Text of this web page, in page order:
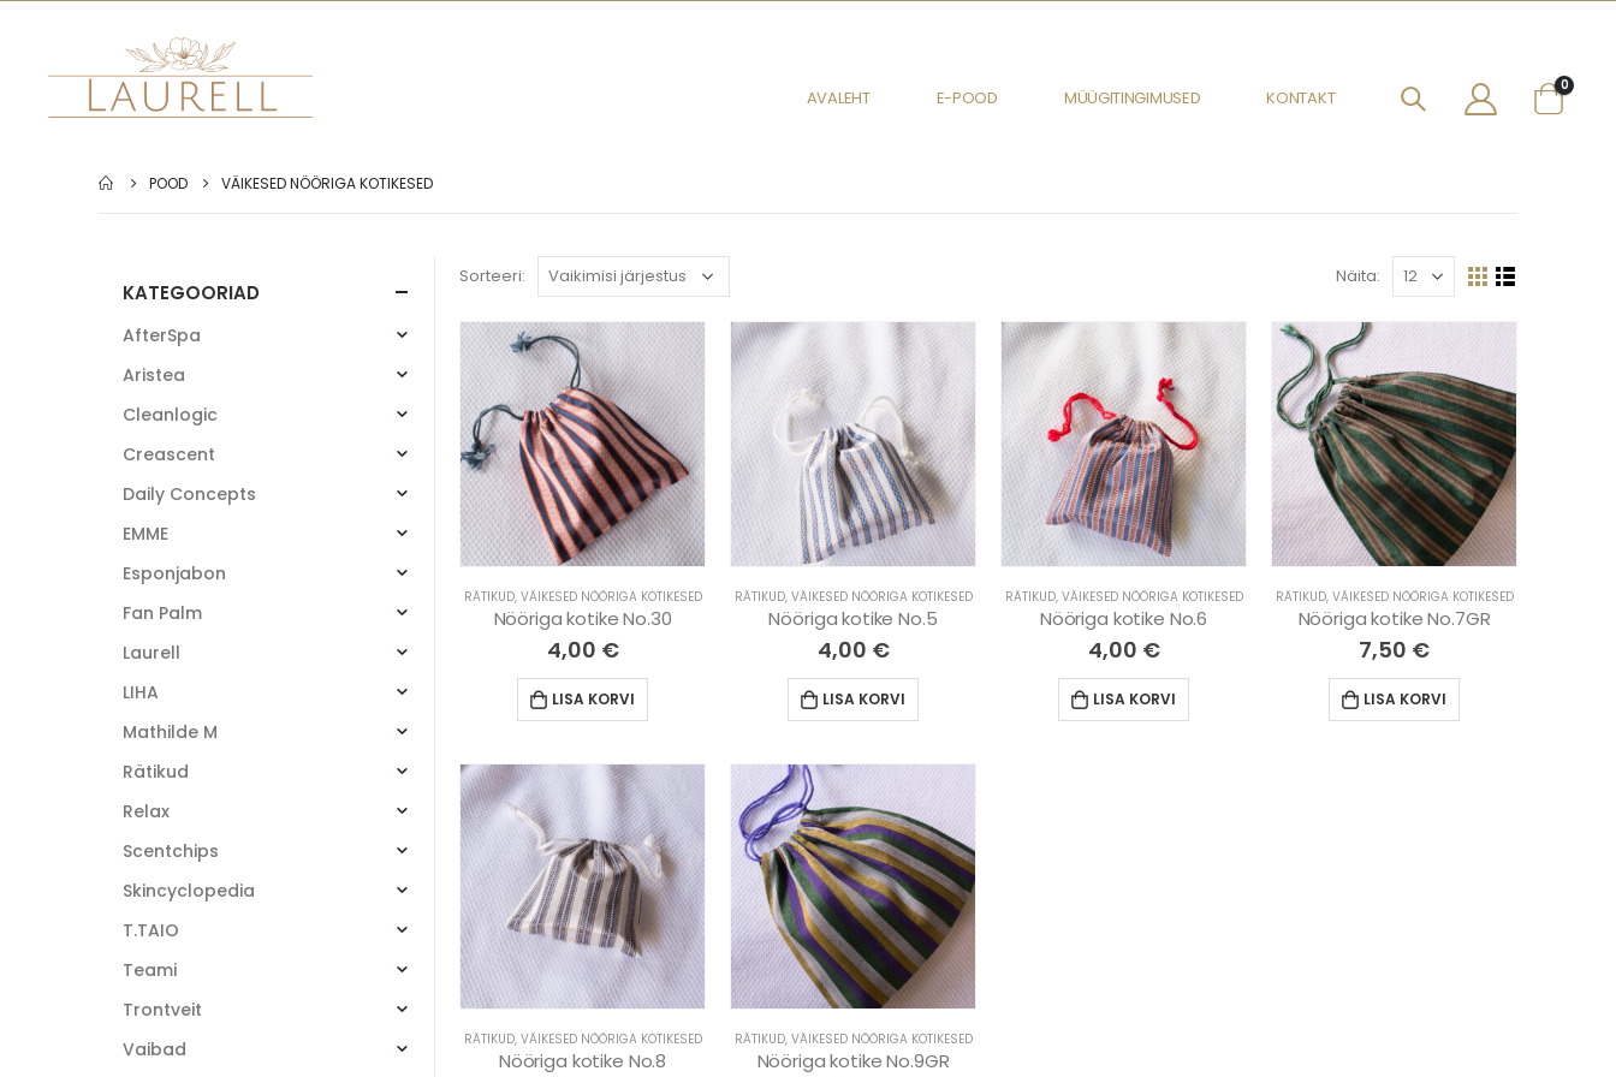
AVALEHT E-POOD MÜÜGITINGIMUSED KONTAKT
0
POOD VÄIKESED NÖÖRIGA KOTIKESED
Sorteeri: Näita:
RÄTIKUD, VÄIKESED NÖÖRIGA KOTIKESED
Nööriga kotike No.30
4,00 €
LISA KORVI
RÄTIKUD, VÄIKESED NÖÖRIGA KOTIKESED
Nööriga kotike No.5
4,00 €
LISA KORVI
RÄTIKUD, VÄIKESED NÖÖRIGA KOTIKESED
Nööriga kotike No.6
4,00 €
LISA KORVI
RÄTIKUD, VÄIKESED NÖÖRIGA KOTIKESED
Nööriga kotike No.7GR
7,50 €
LISA KORVI
RÄTIKUD, VÄIKESED NÖÖRIGA KOTIKESED
Nööriga kotike No.8
RÄTIKUD, VÄIKESED NÖÖRIGA KOTIKESED
Nööriga kotike No.9GR
KATEGOORIAD
AfterSpa
Aristea
Cleanlogic
Creascent
Daily Concepts
EMME
Esponjabon
Fan Palm
Laurell
LIHA
Mathilde M
Rätikud
Relax
Scentchips
Skincyclopedia
T.TAIO
Teami
Trontveit
Vaibad